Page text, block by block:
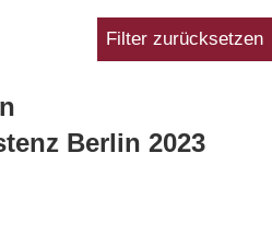
Filter zurücksetzen
Berlin 2023